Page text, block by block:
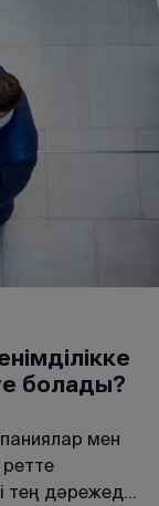
болады?
мен
тең дәрежеде